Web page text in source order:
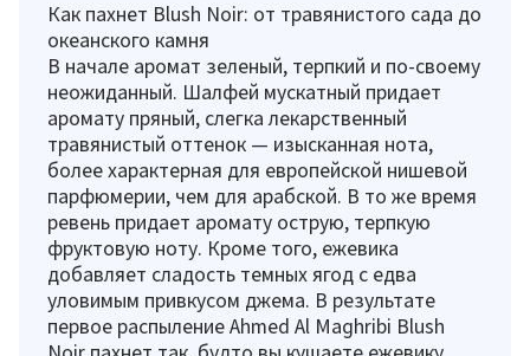
Как пахнет Blush Noir: от травянистого сада до
океанского камня
В начале аромат зеленый, терпкий и по-своему
неожиданный. Шалфей мускатный придает
аромату пряный, слегка лекарственный
травянистый оттенок — изысканная нота,
более характерная для европейской нишевой
парфюмерии, чем для арабской. В то же время
ревень придает аромату острую, терпкую
фруктовую ноту. Кроме того, ежевика
добавляет сладость темных ягод с едва
уловимым привкусом джема. В результате
первое распыление Ahmed Al Maghribi Blush
Noir пахнет так, будто вы кушаете ежевику